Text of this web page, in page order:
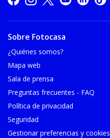
Sobre Fotocasa
¿Quiénes somos?
Mapa web
Sala de prensa
Preguntas frecuentes - FAQ
Política de privacidad
Seguridad
Gestionar preferencias y cookies